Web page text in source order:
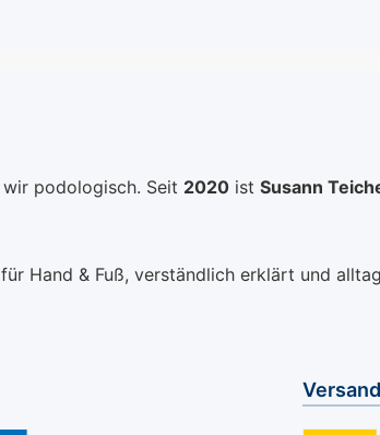
podologisch. Seit 2020 ist Susann
Hand & Fuß, verständlich erklärt und